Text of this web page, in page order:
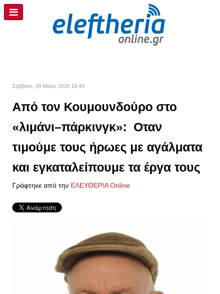
Σάββατο, 09 Μαϊος 2026 18:44
Από τον Κουμουνδούρο στο
«λιμάνι–πάρκινγκ»: Οταν
τιμούμε τους ήρωες με αγάλματα
και εγκαταλείπουμε τα έργα τους
Γράφτηκε από την ΕΛΕΥΘΕΡΙΑ Online